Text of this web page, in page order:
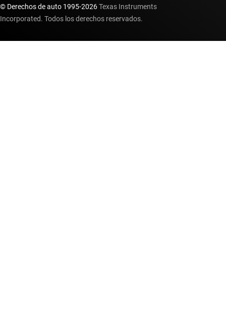
© Derechos de auto 1995-2026Texas Instruments
Incorporated. Todos los derechos reservados.